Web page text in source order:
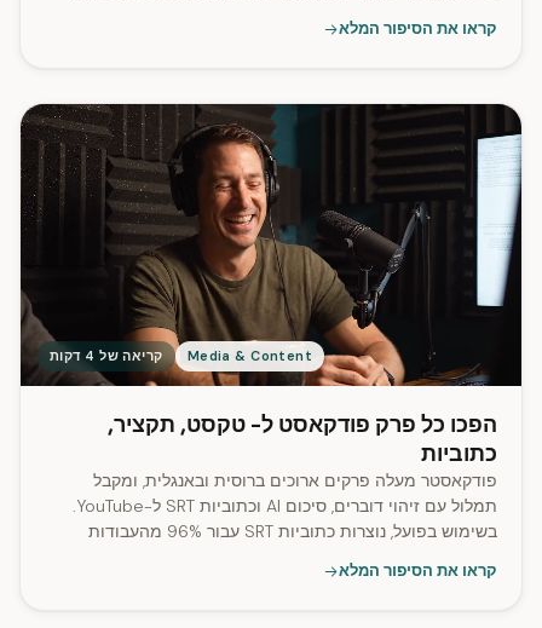
קראו את הסיפור המלא
Media & Content קריאה של 4 דקות
הפכו כל פרק פודקאסט ל- טקסט, תקציר,
כתוביות
פודקאסטר מעלה פרקים ארוכים ברוסית ובאנגלית, ומקבל
תמלול עם זיהוי דוברים, סיכום AI וכתוביות SRT ל-YouTube.
בשימוש בפועל, נוצרות כתוביות SRT עבור 96% מהעבודות
קראו את הסיפור המלא